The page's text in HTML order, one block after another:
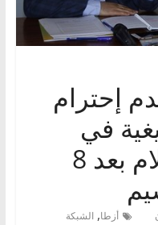
إحترام
في
جميع قنوات الإعلام بعد 8
أزطا, الشبكة